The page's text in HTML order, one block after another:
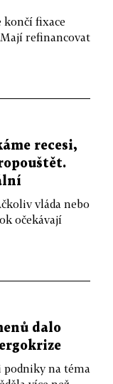
fixace
refinancovat
recesi,
vláda nebo
očekávají
dalo
podniky na téma